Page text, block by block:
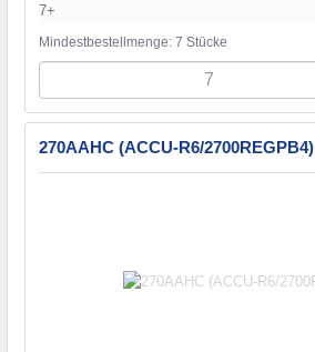
7+
Mindestbestellmenge: 7 Stücke
270AAHC (ACCU-R6/2700REGPB4)